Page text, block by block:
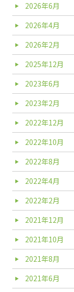
2026年6月
2026年4月
2026年2月
2025年12月
2023年6月
2023年2月
2022年12月
2022年10月
2022年8月
2022年4月
2022年2月
2021年12月
2021年10月
2021年8月
2021年6月